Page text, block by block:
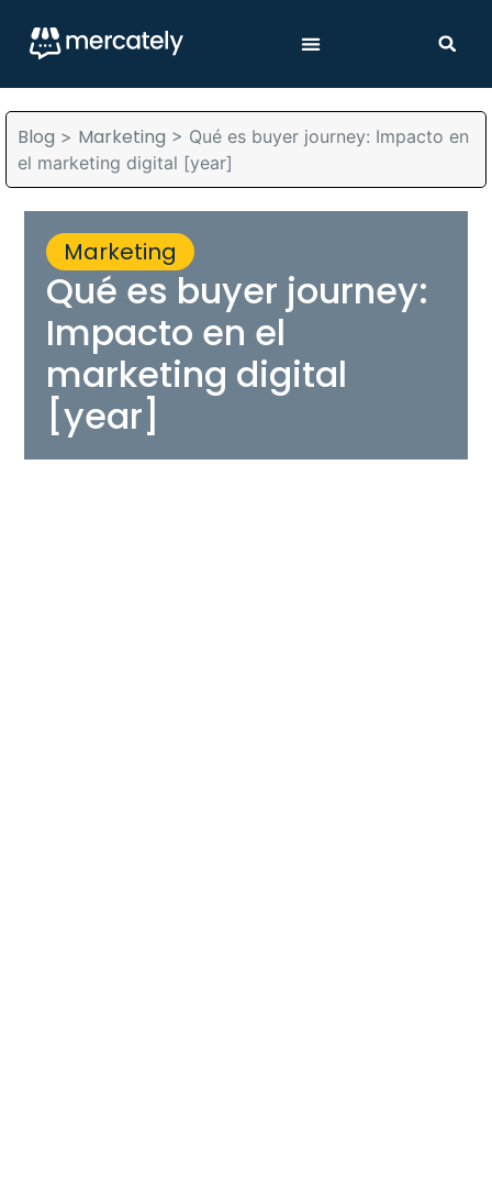
Blog > Marketing > Qué es buyer journey: Impacto en
el marketing digital [year]
Marketing
Qué es buyer journey:
Impacto en el
marketing digital
[year]